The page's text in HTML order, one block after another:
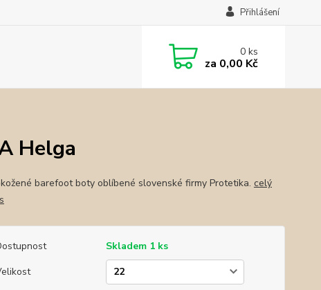
Přihlášení
0ks
za 0,00 Kč
Helga
barefoot boty oblíbené slovenské firmy Protetika. celý
Skladem 1 ks